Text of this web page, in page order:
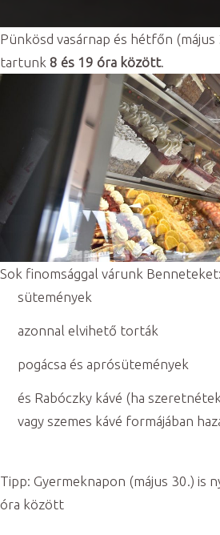
Pünkösd vasárnap és hétfőn (május
tartunk 8 és 19 óra között.
Sok finomsággal várunk Benneteket:
sütemények
azonnal elvihető torták
pogácsa és aprósütemények
és Rabóczky kávé (ha
vagy szemes kávé formájában
Tipp: Gyermeknapon (május 30.) is
óra között